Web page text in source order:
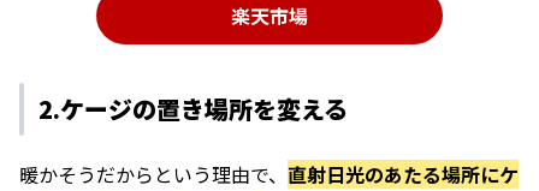
楽天市場
2.ケージの置き場所を変える
暖かそうだからという理由で、 直射日光のあたる場所にケ